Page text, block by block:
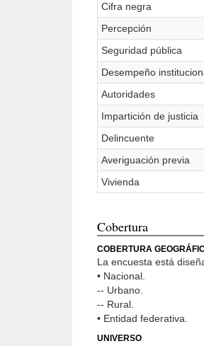
Cifra negra
Percepción
Seguridad pública
Desempeño
Autoridades
Impartición de justicia
Delincuente
Averiguación previa
Vivienda
Cobertura
COBERTURA
La encuesta está
• Nacional.
-- Urbano.
-- Rural.
• Entidad federativa.
UNIVERSO